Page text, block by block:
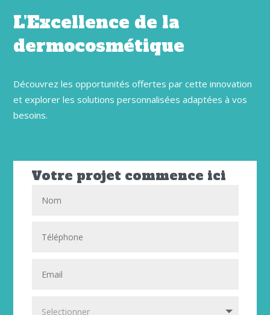
L’Excellence de la
dermocosmétique
Découvrez les opportunités offertes par cette innovation
et explorer les solutions personnalisées adaptées à vos
besoins.
Votre projet commence ici